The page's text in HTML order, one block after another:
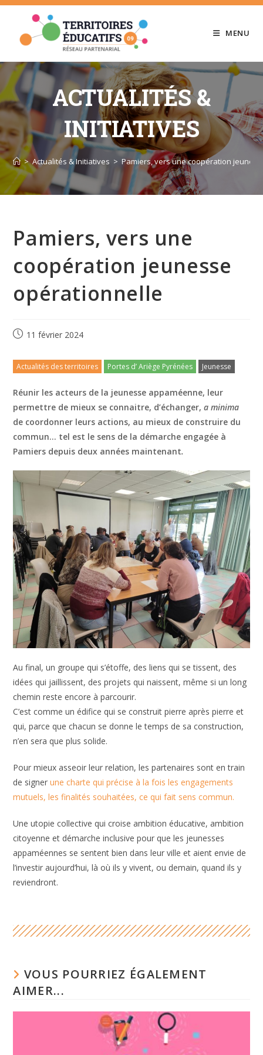
Skip
content
MENU
ACTUALITÉS &
INITIATIVES
> Actualités & Initiatives > Pamiers, vers une coopération
Pamiers, vers une
coopération jeunesse
opérationnelle
11 février 2024
Actualités des territoires Portes d’ Ariège Pyrénées Jeunesse
Réunir les acteurs de la jeunesse appaméenne, leur
permettre de mieux se connaitre, d’échanger,a minima
de coordonner leurs actions, au mieux de construire du
commun… tel est le sens de la démarche engagée à
Pamiers depuis deux années maintenant.
Au final, un groupe qui s’étoffe, des liens qui se tissent, des
idées qui jaillissent, des projets qui naissent, même si un long
chemin reste encore à parcourir.
C’est comme un édifice qui se construit pierre après pierre et
qui, parce que chacun se donne le temps de sa construction,
n’en sera que plus solide.
Pour mieux asseoir leur relation, les partenaires sont en train
de signerune charte qui précise à la fois les engagements
mutuels, les finalités souhaitées, ce qui fait sens commun.
Une utopie collective qui croise ambition éducative, ambition
citoyenne et démarche inclusive pour que les jeunesses
appaméennes se sentent bien dans leur ville et aient envie de
l’investir aujourd’hui, là où ils y vivent, ou demain, quand ils y
reviendront.
VOUS POURRIEZ ÉGALEMENT
AIMER...